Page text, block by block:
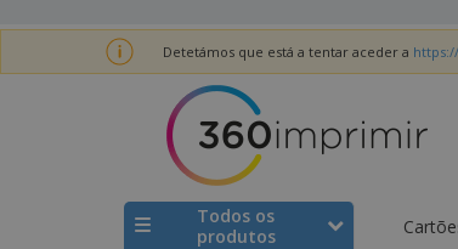
Detetámos que está a tentar aceder a
Todos os
produtos